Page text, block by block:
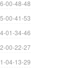
00-48-48
00-41-53
01-34-46
00-22-27
04-13-29